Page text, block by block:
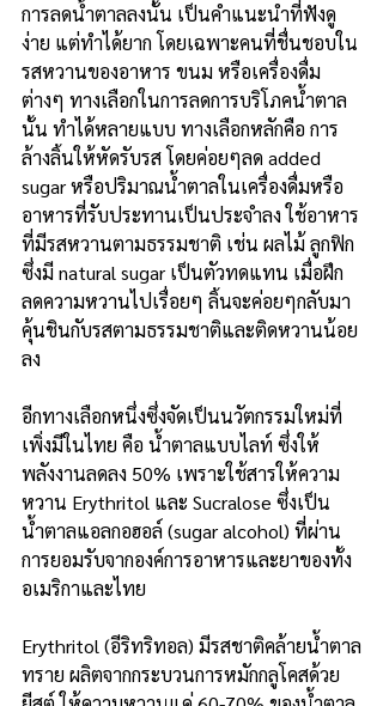
การลดน้ำตาลลงนั้น เป็นคำแนะนำที่ฟังดู
ง่าย แต่ทำได้ยาก โดยเฉพาะคนที่ชื่นชอบใน
รสหวานของอาหาร ขนม หรือเครื่องดื่ม
ต่างๆ ทางเลือกในการลดการบริโภคน้ำตาล
นั้น ทำได้หลายแบบ ทางเลือกหลักคือ การ
ล้างลิ้นให้หัดรับรส โดยค่อยๆลด added
sugar หรือปริมาณน้ำตาลในเครื่องดื่มหรือ
อาหารที่รับประทานเป็นประจำลง ใช้อาหาร
ที่มีรสหวานตามธรรมชาติ เช่น ผลไม้ ลูกฟิก
ซึ่งมี natural sugar เป็นตัวทดแทน เมื่อฝึก
ลดความหวานไปเรื่อยๆ ลิ้นจะค่อยๆกลับมา
คุ้นชินกับรสตามธรรมชาติและติดหวานน้อย
ลง
อีกทางเลือกหนึ่งซึ่งจัดเป็นนวัตกรรมใหม่ที่
เพิ่งมีในไทย คือ น้ำตาลแบบไลท์ ซึ่งให้
พลังงานลดลง 50% เพราะใช้สารให้ความ
หวาน Erythritol และ Sucralose ซึ่งเป็น
น้ำตาลแอลกอฮอล์ (sugar alcohol) ที่ผ่าน
การยอมรับจากองค์การอาหารและยาของทั้ง
อเมริกาและไทย
Erythritol (อีริทริทอล) มีรสชาติคล้ายน้ำตาล
ทราย ผลิตจากกระบวนการหมักกลูโคสด้วย